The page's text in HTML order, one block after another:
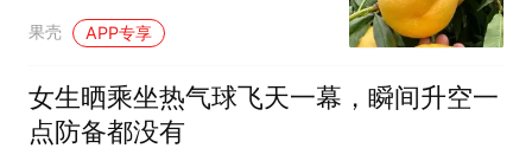
汁
果壳 APP专享
女生晒乘坐热气球飞天一幕，瞬间升空一
点防备都没有